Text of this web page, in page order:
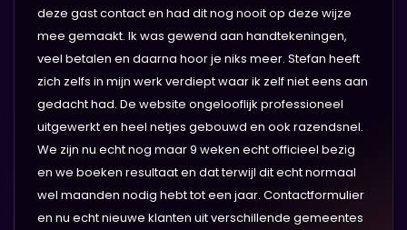
deze gast contact en had dit nog nooit op deze wijze
mee gemaakt. Ik was gewend aan handtekeningen,
veel betalen en daarna hoor je niks meer. Stefan heeft
zich zelfs in mijn werk verdiept waar ik zelf niet eens aan
gedacht had. De website ongelooflijk professioneel
uitgewerkt en heel netjes gebouwd en ook razendsnel.
We zijn nu echt nog maar 9 weken echt officieel bezig
en we boeken resultaat en dat terwijl dit echt normaal
wel maanden nodig hebt tot een jaar. Contactformulier
en nu echt nieuwe klanten uit verschillende gemeentes